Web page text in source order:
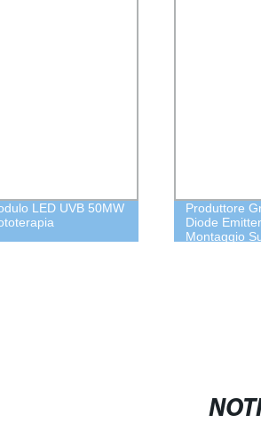
LED UVB 50MW
Produttore
Diode
Montaggio